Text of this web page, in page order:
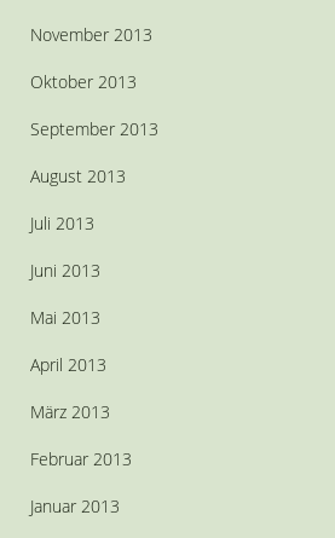
November 2013
Oktober 2013
September 2013
August 2013
Juli 2013
Juni 2013
Mai 2013
April 2013
März 2013
Februar 2013
Januar 2013